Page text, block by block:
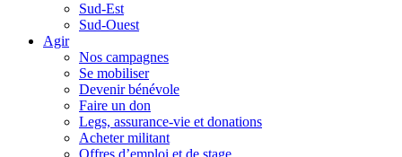
Sud-Est
Sud-Ouest
Agir
Nos campagnes
Se mobiliser
Devenir bénévole
Faire un don
Legs, assurance-vie et donations
Acheter militant
Offres d’emploi et de stage